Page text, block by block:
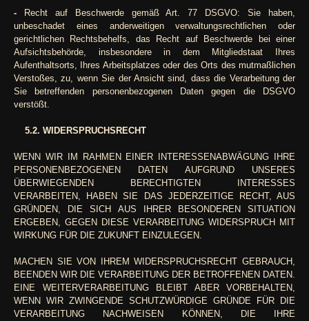
- Recht auf Beschwerde gemäß Art. 77 DSGVO: Sie haben,
unbeschadet eines anderweitigen verwaltungsrechtlichen oder
gerichtlichen Rechtsbehelfs, das Recht auf Beschwerde bei einer
Aufsichtsbehörde, insbesondere in dem Mitgliedstaat Ihres
Aufenthaltsorts, Ihres Arbeitsplatzes oder des Orts des mutmaßlichen
Verstoßes, zu, wenn Sie der Ansicht sind, dass die Verarbeitung der
Sie betreffenden personenbezogenen Daten gegen die DSGVO
verstößt.
5.2. WIDERSPRUCHSRECHT
WENN WIR IM RAHMEN EINER INTERESSENABWÄGUNG IHRE
PERSONENBEZOGENEN DATEN AUFGRUND UNSERES
ÜBERWIEGENDEN BERECHTIGTEN INTERESSES
VERARBEITEN, HABEN SIE DAS JEDERZEITIGE RECHT, AUS
GRÜNDEN, DIE SICH AUS IHRER BESONDEREN SITUATION
ERGEBEN, GEGEN DIESE VERARBEITUNG WIDERSPRUCH MIT
WIRKUNG FÜR DIE ZUKUNFT EINZULEGEN.
MACHEN SIE VON IHREM WIDERSPRUCHSRECHT GEBRAUCH,
BEENDEN WIR DIE VERARBEITUNG DER BETROFFENEN DATEN.
EINE WEITERVERARBEITUNG BLEIBT ABER VORBEHALTEN,
WENN WIR ZWINGENDE SCHUTZWÜRDIGE GRÜNDE FÜR DIE
VERARBEITUNG NACHWEISEN KÖNNEN, DIE IHRE